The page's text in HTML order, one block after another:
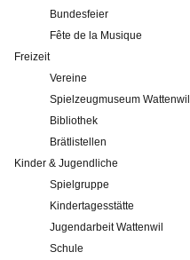
Bundesfeier
Fête de la Musique
Freizeit
Vereine
Spielzeugmuseum Wattenwil
Bibliothek
Brätlistellen
Kinder & Jugendliche
Spielgruppe
Kindertagesstätte
Jugendarbeit Wattenwil
Schule